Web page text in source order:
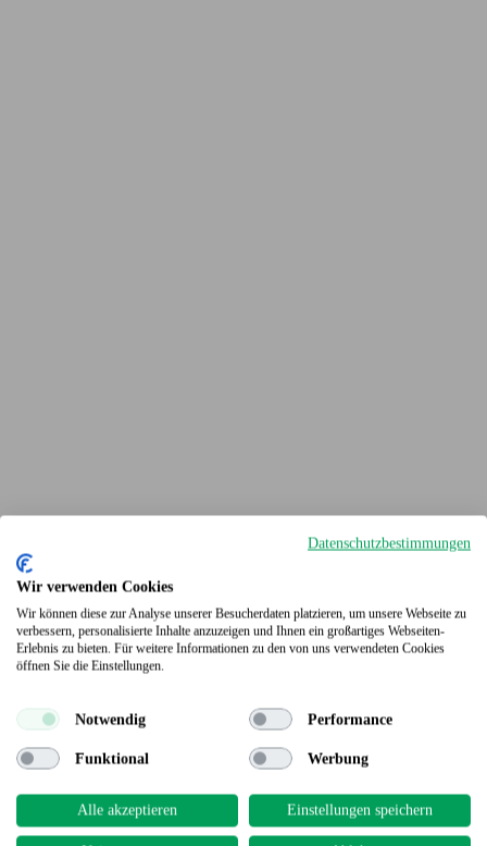
Terrassendielen
Datenschutzbestimmungen
Wir verwenden Cookies
Wir können diese zur Analyse unserer Besucherdaten platzieren, um unsere Webseite zu
verbessern, personalisierte Inhalte anzuzeigen und Ihnen ein großartiges Webseiten-
Erlebnis zu bieten. Für weitere Informationen zu den von uns verwendeten Cookies
öffnen Sie die Einstellungen.
Notwendig Performance
Funktional Werbung
Alle akzeptieren Einstellungen speichern